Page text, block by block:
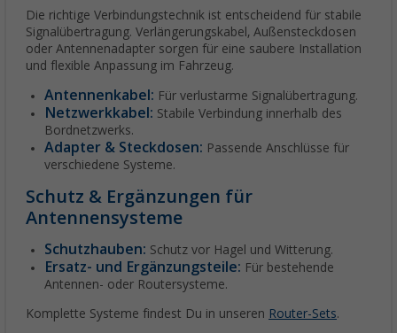
Die richtige Verbindungstechnik ist entscheidend für stabile
Signalübertragung. Verlängerungskabel, Außensteckdosen
oder Antennenadapter sorgen für eine saubere Installation
und flexible Anpassung im Fahrzeug.
Antennenkabel: Für verlustarme Signalübertragung.
Netzwerkkabel: Stabile Verbindung innerhalb des
Bordnetzwerks.
Adapter & Steckdosen: Passende Anschlüsse für
verschiedene Systeme.
Schutz & Ergänzungen für
Antennensysteme
Schutzhauben: Schutz vor Hagel und Witterung.
Ersatz- und Ergänzungsteile: Für bestehende
Antennen- oder Routersysteme.
Komplette Systeme findest Du in unseren Router-Sets.